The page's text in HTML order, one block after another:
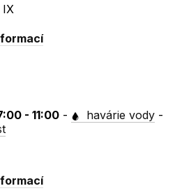
IX
- 11:00 - havárie vody -